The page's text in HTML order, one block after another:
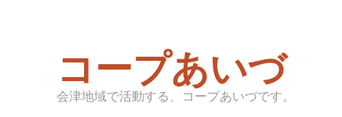
コープあいづ
会津地域で活動する、コープあいづです。